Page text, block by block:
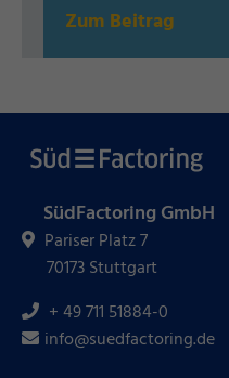
Zum Beitrag
SüdFactoring GmbH
Pariser Platz 7
70173 Stuttgart
+ 49 711 51884-0
info@suedfactoring.de